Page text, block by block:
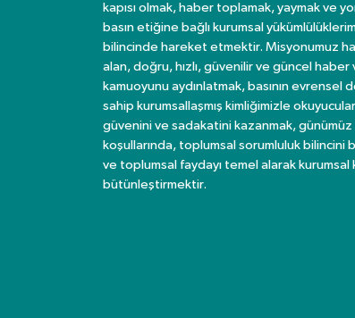
kapısı olmak, haber toplamak, yaymak ve
basın etiğine bağlı kurumsal
bilincinde hareket etmektir. Misyonumuz
alan, doğru, hızlı, güvenilir ve güncel haber
kamuoyunu aydınlatmak, basının evrensel
sahip kurumsallaşmış kimliğimizle
güvenini ve sadakatini kazanmak, günümüz
koşullarında, toplumsal sorumluluk bilincini
ve toplumsal faydayı temel alarak kurumsal
bütünleştirmektir.